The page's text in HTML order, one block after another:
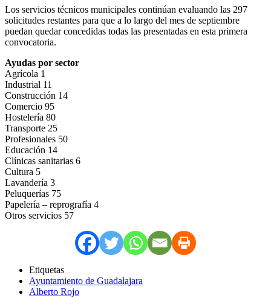
Los servicios técnicos municipales continúan evaluando las 297
solicitudes restantes para que a lo largo del mes de septiembre
puedan quedar concedidas todas las presentadas en esta primera
convocatoria.
Ayudas por sector
Agrícola 1
Industrial 11
Construcción 14
Comercio 95
Hostelería 80
Transporte 25
Profesionales 50
Educación 14
Clínicas sanitarias 6
Cultura 5
Lavandería 3
Peluquerías 75
Papelería – reprografía 4
Otros servicios 57
Etiquetas
Ayuntamiento de Guadalajara
Alberto Rojo